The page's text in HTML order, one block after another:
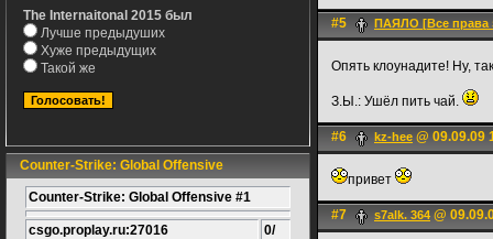
The Internaitonal 2015 был
Лучше предыдуших
Хуже предыдущих
Такой же
Counter-Strike: Global Offensive
Counter-Strike: Global Offensive #1
csgo.proplay.ru:27016 0/
#5 ПАЯЛО [Все права
Опять клоунадите! Ну,
З.Ы.: Ушёл пить чай.
#6 kz-hee @ 09.09.09
привет
#7 s7alk. 364 @